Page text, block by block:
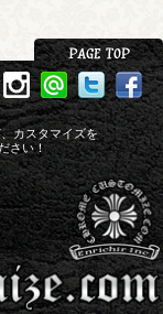
カスタマイズを
さい！